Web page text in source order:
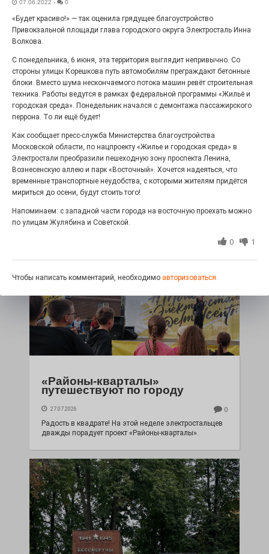
Чувство Родины — одно на
всех
проект, на который электростальцев приглашает к
себе Выставочный зал им. Олега Коняшина.
«Районы-кварталы»
путешествуют по городу
27.07.2026 0
Радость в квадрате! На этой неделе электростальцев
дважды порадует проект «Районы-кварталы».
07.06.2022 - 0
«Будет красиво!» — так оценила грядущее благоустройство
Привокзальной площади глава городского округа Электросталь Инна
Волкова.
С понедельника, 6 июня, эта территория выглядит непривычно. Со
стороны улицы Корешкова путь автомобилям преграждают бетонные
блоки. Вместо шума нескончаемого потока машин ревёт строительная
техника. Работы ведутся в рамках федеральной программы «Жильё и
городская среда». Понедельник начался с демонтажа пассажирского
перрона. То ли ещё будет!
Как сообщает пресс-служба Министерства благоустройства
Московской области, по нацпроекту «Жилье и городская среда» в
Электростали преобразили пешеходную зону проспекта Ленина,
Вознесенскую аллею и парк «Восточный». Хочется надеяться, что
временные транспортные неудобства, с которыми жителям придётся
мириться до осени, будут стоить того!
Напоминаем: с западной части города на восточную проехать можно
по улицам Жулябина и Советской.
0 1
Чтобы написать комментарий, необходимо авторизоваться.